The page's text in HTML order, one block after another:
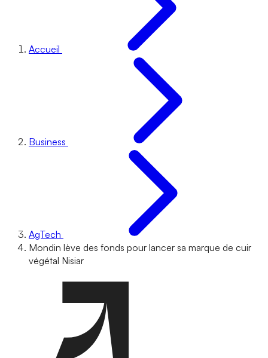
Accueil
Business
AgTech
Mondin lève des fonds pour lancer sa marque de cuir
végétal Nisiar